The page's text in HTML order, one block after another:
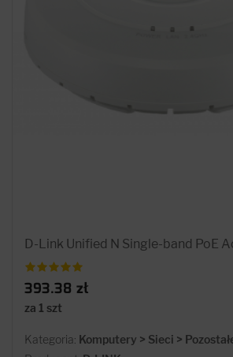
D-Link Unified N Single-band PoE
393.38 zł
za 1 szt
Kategoria: Komputery > Sieci >